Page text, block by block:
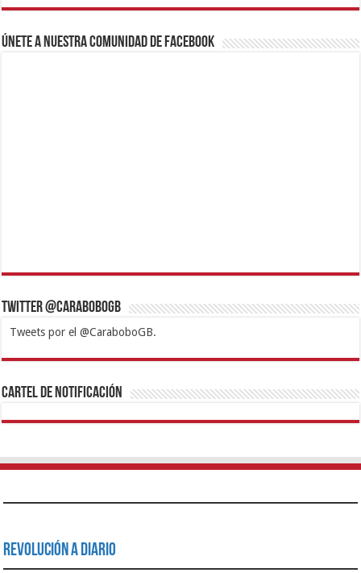
Únete a nuestra comunidad de Facebook
Twitter @CaraboboGB
Tweets por el @CaraboboGB.
1xbetBetturkeyBetistKralbetSupertotobetTipobetMatadorbetMariobet
https://mvbcasino.com/
Cartel de Notificación
Revolución a Diario